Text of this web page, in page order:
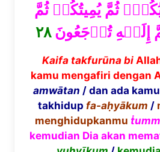
ثُمَّ يُمِيتُكُمۡ ثُمَّ
إِلَيۡهِ تُرۡجَعُونَ٢٨
Kaifa takfurūna bi
kamu mengafiri dengan
amwātan / dan ada
takhidup fa-aḥyākum /
menghidupkanmu ṫ
kemudian Dia akan